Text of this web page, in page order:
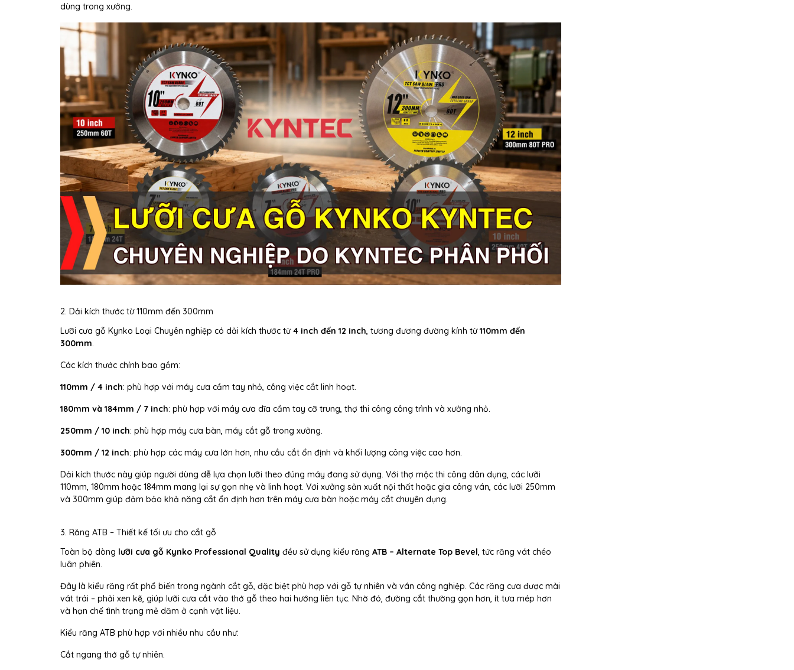
dùng trong xưởng.
2. Dải kích thước từ 110mm đến 300mm
Lưỡi cưa gỗ Kynko Loại Chuyên nghiệp có dải kích thước từ4 inch đến 12 inch , tương đương đường kính từ110mm đến
300mm
Các kích thước chính bao gồm:
110mm / 4 inch: phù hợp với máy cưa cầm tay nhỏ, công việc cắt linh hoạt.
180mm và 184mm / 7 inch: phù hợp với máy cưa dĩa cầm tay cỡ trung, thợ thi công công trình và xưởng nhỏ.
250mm / 10 inch: phù hợp máy cưa bàn, máy cắt gỗ trong xưởng.
300mm / 12 inch: phù hợp các máy cưa lớn hơn, nhu cầu cắt ổn định và khối lượng công việc cao hơn.
Dải kích thước này giúp người dùng dễ lựa chọn lưỡi theo đúng máy đang sử dụng. Với thợ mộc thi công dân dụng, các lưỡi
110mm, 180mm hoặc 184mm mang lại sự gọn nhẹ và linh hoạt. Với xưởng sản xuất nội thất hoặc gia công ván, các lưỡi 250mm
và 300mm giúp đảm bảo khả năng cắt ổn định hơn trên máy cưa bàn hoặc máy cắt chuyên dụng.
3. Răng ATB – Thiết kế tối ưu cho cắt gỗ
Toàn bộ dòng lưỡi cưa gỗ Kynko Professional Quality đều sử dụng kiểu răng ATB – Alternate Top Bevel , tức răng vát chéo
luân phiên.
Đây là kiểu răng rất phổ biến trong ngành cắt gỗ, đặc biệt phù hợp với gỗ tự nhiên và ván công nghiệp. Các răng cưa được mài
vát trái – phải xen kẽ, giúp lưỡi cưa cắt vào thớ gỗ theo hai hướng liên tục. Nhờ đó, đường cắt thường gọn hơn, ít tưa mép hơn
và hạn chế tình trạng mẻ dăm ở cạnh vật liệu.
Kiểu răng ATB phù hợp với nhiều nhu cầu như:
Cắt ngang thớ gỗ tự nhiên.